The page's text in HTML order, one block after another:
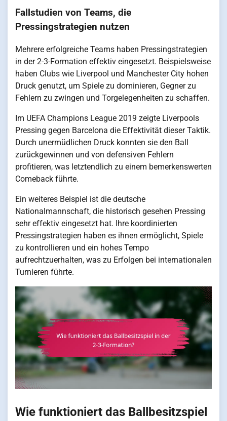
Fallstudien von Teams, die
Pressingstrategien nutzen
Mehrere erfolgreiche Teams haben Pressingstrategien
in der 2-3-Formation effektiv eingesetzt. Beispielsweise
haben Clubs wie Liverpool und Manchester City hohen
Druck genutzt, um Spiele zu dominieren, Gegner zu
Fehlern zu zwingen und Torgelegenheiten zu schaffen.
Im UEFA Champions League 2019 zeigte Liverpools
Pressing gegen Barcelona die Effektivität dieser Taktik.
Durch unermüdlichen Druck konnten sie den Ball
zurückgewinnen und von defensiven Fehlern
profitieren, was letztendlich zu einem bemerkenswerten
Comeback führte.
Ein weiteres Beispiel ist die deutsche
Nationalmannschaft, die historisch gesehen Pressing
sehr effektiv eingesetzt hat. Ihre koordinierten
Pressingstrategien haben es ihnen ermöglicht, Spiele
zu kontrollieren und ein hohes Tempo
aufrechtzuerhalten, was zu Erfolgen bei internationalen
Turnieren führte.
Wie funktioniert das Ballbesitzspiel